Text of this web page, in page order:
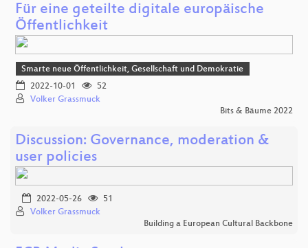
Für eine geteilte digitale europäische
Öffentlichkeit
Smarte neue Öffentlichkeit, Gesellschaft und Demokratie
2022-10-01
52
Volker Grassmuck
Bits & Bäume 2022
Discussion: Governance, moderation &
user policies
2022-05-26
51
Volker Grassmuck
Building a European Cultural Backbone